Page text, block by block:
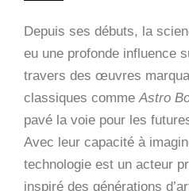
Depuis ses débuts, la
eu une profonde influence
travers des œuvres
classiques comme Astro
pavé la voie pour les
Avec leur capacité à
technologie est un acteur
inspiré des générations